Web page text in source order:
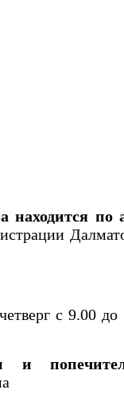
находится по
с 9.00 до
и